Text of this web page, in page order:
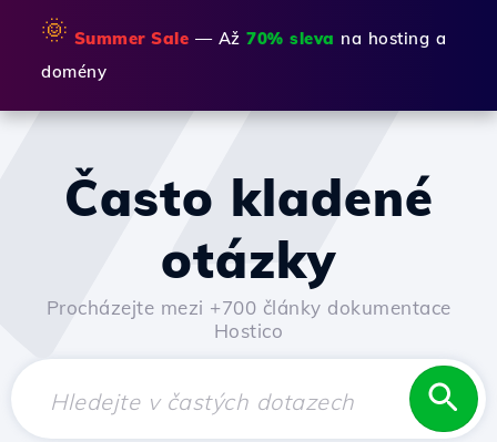
🌞 Summer Sale — Až 70% sleva na hosting a
domény
Často kladené
otázky
Procházejte mezi +700 články dokumentace
Hostico